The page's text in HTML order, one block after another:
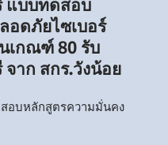
แบบทดสอบ
ดภัยไซเบอร์
เกณฑ์ 80 รับ
าก สกร.วังน้อย
อบหลักสูตรความมั่นคง